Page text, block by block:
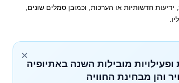
חדשותיות או הערכות, וכמובן סמלים שונים,
×
מובילות השנה באתיופיה
והן מבחינת החוויה